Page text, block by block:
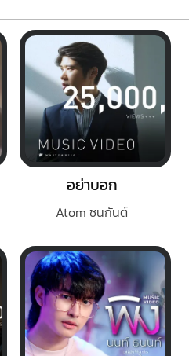
อย่าบอก
Atom ชนกันต์